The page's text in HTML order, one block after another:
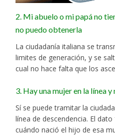
2. Mi abuelo o mi papá no
no puedo obtenerla
La ciudadanía italiana se
limites de generación, y se
cual no hace falta que los
3. Hay una mujer en la línea
Sí se puede tramitar la
línea de descendencia. El
cuándo nació el hijo de esa